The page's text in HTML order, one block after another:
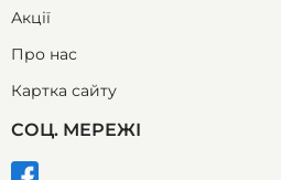
Акції
Про нас
Картка сайту
СОЦ. МЕРЕЖІ